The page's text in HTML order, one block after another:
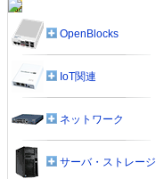
OpenBlocks
IoT関連
ネットワーク
サーバ・ストレージ